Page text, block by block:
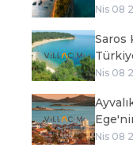
Nis 08
Saros
Nis 08
Nis 08